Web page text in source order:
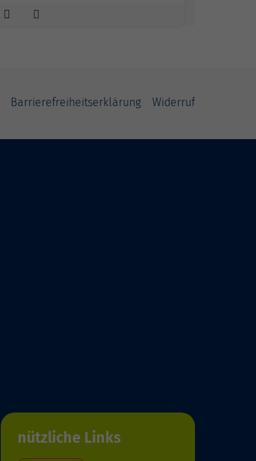
Barrierefreiheitserklärung Widerruf
nützliche Links